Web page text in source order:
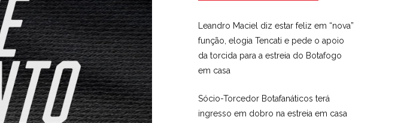
Leandro Maciel diz estar feliz em “nova”
função, elogia Tencati e pede o apoio
da torcida para a estreia do Botafogo
em casa
Sócio-Torcedor Botafanáticos terá
ingresso em dobro na estreia em casa